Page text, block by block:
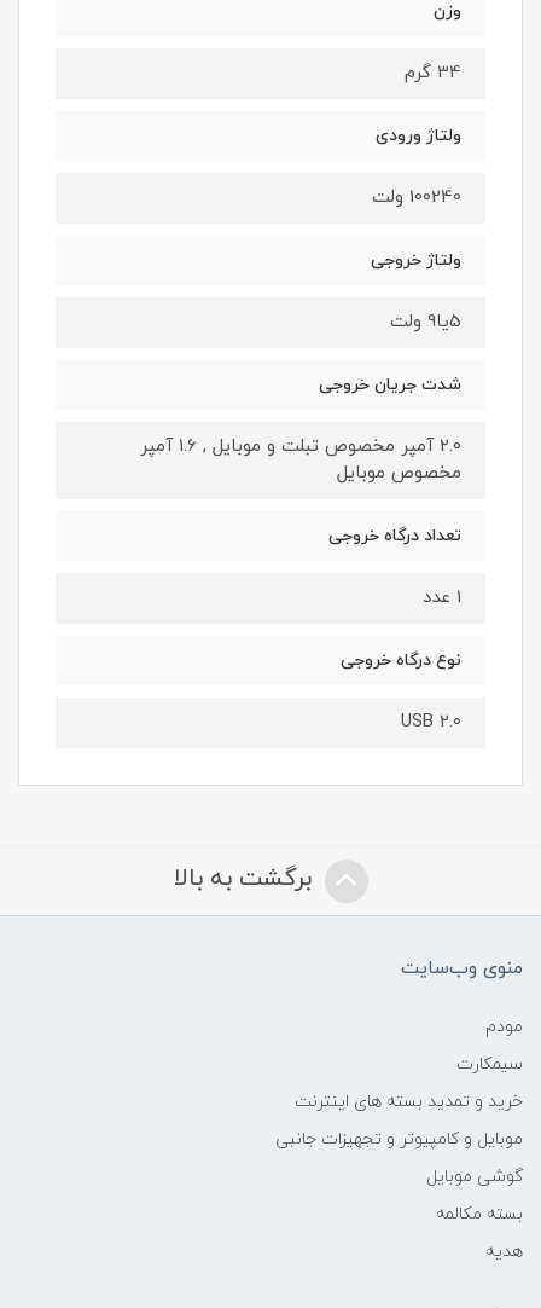
وزن
34 گرم
ولتاژ ورودی
100240 ولت
ولتاژ خروجی
5یا9 ولت
شدت جریان خروجی
2.0 آمپر مخصوص تبلت و موبایل , 1.6 آمپر
مخصوص موبایل
تعداد درگاه خروجی
1 عدد
نوع درگاه خروجی
USB 2.0
برگشت به بالا
منوی وب‌سایت
مودم
سیمکارت
خرید و تمدید بسته های اینترنت
موبایل و کامپیوتر و تجهیزات جانبی
گوشی موبایل
بسته مکالمه
هدیه